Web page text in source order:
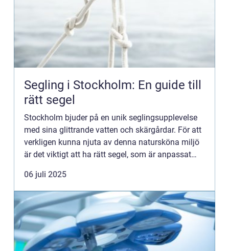
Segling i Stockholm: En guide till
rätt segel
Stockholm bjuder på en unik seglingsupplevelse
med sina glittrande vatten och skärgårdar. För att
verkligen kunna njuta av denna natursköna miljö
är det viktigt att ha rätt segel, som är anpassat
06 juli 2025